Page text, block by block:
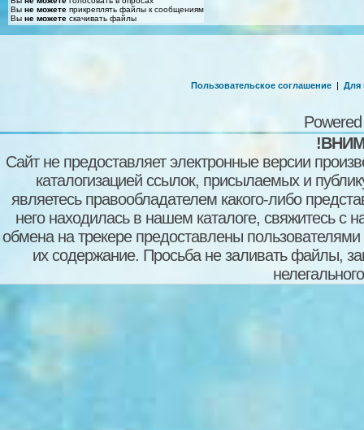
Вы не можете прикреплять файлы к сообщениям
Вы не можете скачивать файлы
Пользовательское соглашение | Для
Сайт не предоставляет электронные версии
каталогизацией ссылок, присылаемых и
являетесь правообладателем какого-либо
него находилась в нашем каталоге, свяжитесь
обмена на трекере предоставлены пользователями
их содержание. Просьба не заливать файлы,